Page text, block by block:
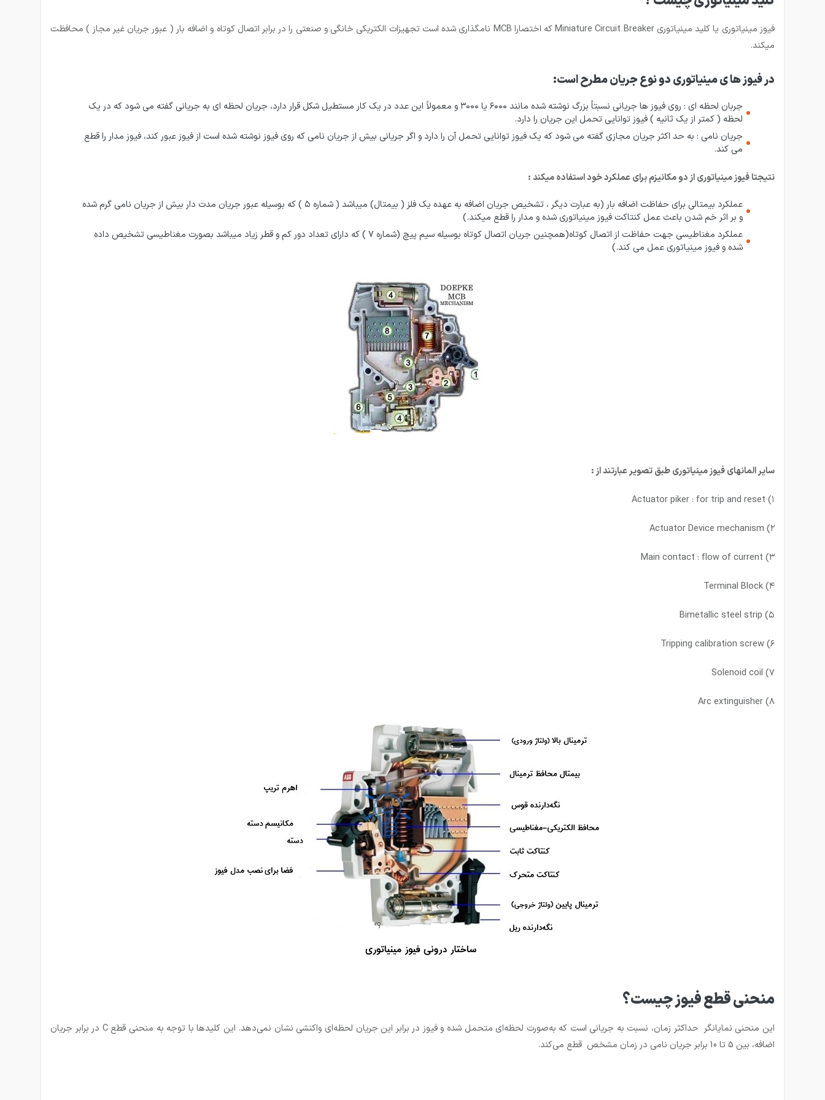
فیوز مینیاتوری یا کلید مینیاتوری Miniature Circuit Breaker که اختصارا MCB نامگذاری شده است تجهیزات الکتریکی خانگی و صنعتی را در برابر اتصال کوتاه و اضافه بار ( عبور جریان غیر مجاز ) محافظت
میکند.
در فیوز ها ی مینیاتوری دو نوع جریان مطرح است:
جربان لحظه ای : روی فیوز ها جریانی نسبتاً بزرگ نوشته شده مانند ۶۰۰۰ یا ۳۰۰۰ و معمولاً این عدد در یک کار مستطیل شکل قرار دارد، جریان لحظه ای به جریانی گفته می شود که در یک
لحظه ( کمتر از یک ثانیه ) فیوز توانایی تحمل این جریان را دارد.
جریان نامی : به حد اکثر جریان مجازی گفته می شود که یک فیوز توانایی تحمل آن را دارد و اگر جریانی بیش از جریان نامی که روی فیوز نوشته شده است از فیوز عبور کند، فیوز مدار را قطع
می کند.
نتیجتا فیوز مینیاتوری از دو مکانیزم برای عملکرد خود استفاده میکند :
عملکرد بیمتالی برای حفاظت اضافه بار (به عبارت دیگر ، تشخیص جریان اضافه به عهده یک فلز ( بیمتال) میباشد ( شماره ۵ ) که بوسیله عبور جریان مدت دار بیش از جریان نامی گرم شده
و بر اثر خم شدن باعث عمل کنتاکت فیوز مینیاتوری شده و مدار را قطع میکند.)
عملکرد مغناطیسی جهت حفاظت از اتصال کوتاه(همچنین جریان اتصال کوتاه بوسیله سیم پیچ (شماره ۷ ) که دارای تعداد دور کم و قطر زیاد میباشد بصورت مغناطیسی تشخیص داده
شده و فیوز مینیاتوری عمل می کند.)
سایر المانهای فیوز مینیاتوری طبق تصویر عبارتند از :
۱) Actuator piker : for trip and reset
۲) Actuator Device mechanism
۳) Main contact : flow of current
۴) Terminal Block
۵) Bimetallic steel strip
۶) Tripping calibration screw
۷) Solenoid coil
۸) Arc extinguisher
منحنی قطع فیوز چیست؟
این منحنی نمایانگر حداکثر زمان، نسبت به جریانی است که به‌صورت لحظه‌ای متحمل شده و فیوز در برابر این جریان لحظه‌ای واکنشی نشان نمی‌دهد. این کلیدها با توجه به منحنی قطع C در برابر جریان
اضافه، بین 5 تا 10 برابر جریان نامی در زمان مشخص قطع می‌کند.